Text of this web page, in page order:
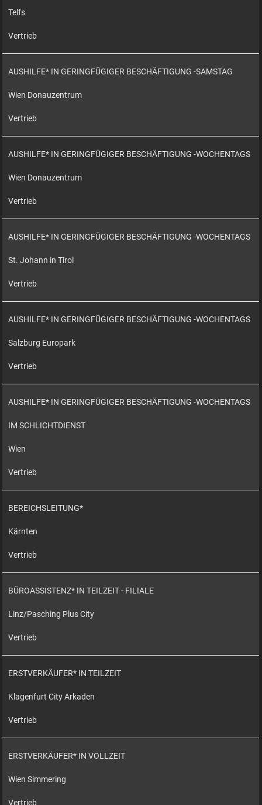
Telfs
Vertrieb
AUSHILFE* IN GERINGFÜGIGER BESCHÄFTIGUNG -SAMSTAG
Wien Donauzentrum
Vertrieb
AUSHILFE* IN GERINGFÜGIGER BESCHÄFTIGUNG -WOCHENTAGS
Wien Donauzentrum
Vertrieb
AUSHILFE* IN GERINGFÜGIGER BESCHÄFTIGUNG -WOCHENTAGS
St. Johann in Tirol
Vertrieb
AUSHILFE* IN GERINGFÜGIGER BESCHÄFTIGUNG -WOCHENTAGS
Salzburg Europark
Vertrieb
AUSHILFE* IN GERINGFÜGIGER BESCHÄFTIGUNG -WOCHENTAGS
IM SCHLICHTDIENST
Wien
Vertrieb
BEREICHSLEITUNG*
Kärnten
Vertrieb
BÜROASSISTENZ* IN TEILZEIT - FILIALE
Linz/Pasching Plus City
Vertrieb
ERSTVERKÄUFER* IN TEILZEIT
Klagenfurt City Arkaden
Vertrieb
ERSTVERKÄUFER* IN VOLLZEIT
Wien Simmering
Vertrieb